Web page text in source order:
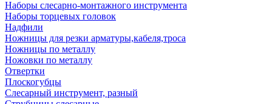
Наборы слесарно-монтажного инструмента
Наборы торцевых головок
Надфили
Ножницы для резки арматуры,кабеля,троса
Ножницы по металлу
Ножовки по металлу
Отвертки
Плоскогубцы
Слесарный инструмент, разный